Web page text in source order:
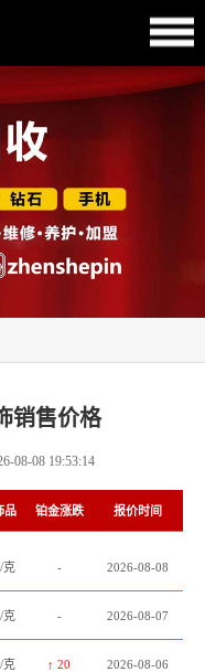
销售价格
08-08 19:53:14
品 铂金涨跌 报价时间
克 - 2026-08-08
克 - 2026-08-07
克 ↑ 20 2026-08-06